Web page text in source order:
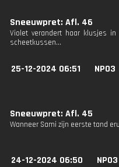
Sneeuwpret: Afl. 46
Violet verandert haar klusjes
scheetkussen...
25-12-2024 06:51 NPO3
Sneeuwpret: Afl. 45
Wanneer Sami zijn eerste tand
24-12-2024 06:50 NPO3